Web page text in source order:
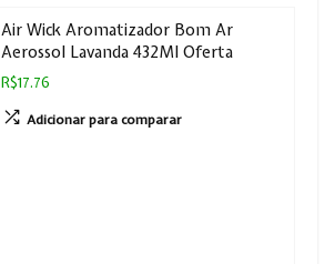
Air Wick Aromatizador Bom Ar
Aerossol Lavanda 432Ml Oferta
R$17.76
Adicionar para comparar